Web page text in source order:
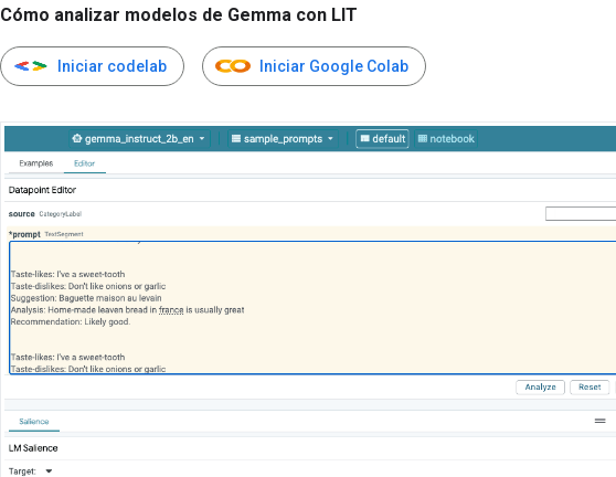
Cómo analizar modelos de Gemma con LIT
Iniciar codelab Iniciar Google Colab